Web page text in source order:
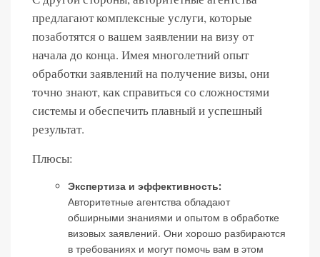
предлагают комплексные услуги, которые
позаботятся о вашем заявлении на визу от
начала до конца. Имея многолетний опыт
обработки заявлений на получение визы, они
точно знают, как справиться со сложностями
системы и обеспечить плавный и успешный
результат.
Плюсы:
Экспертиза и эффективность:
Авторитетные агентства обладают
обширными знаниями и опытом в обработке
визовых заявлений. Они хорошо разбираются
в требованиях и могут помочь вам в этом